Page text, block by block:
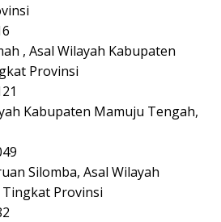
, Asal Wilayah Kabupaten
Provinsi
Kabupaten Mamuju Tengah,
Silomba, Asal Wilayah
Provinsi